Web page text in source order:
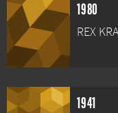
1980
REX
1941